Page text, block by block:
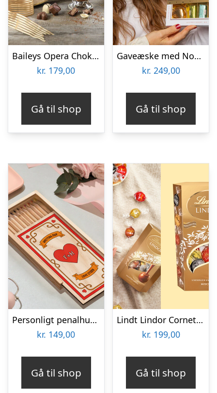
Baileys Opera Chokoladeæske
kr. 179,00
Gå til shop
Gaveæske med Nougat – Niederegger
kr. 249,00
Gå til shop
Personligt penalhus med Retrodesign
kr. 149,00
Gå til shop
Lindt Lindor Cornet 500 gram – Blandet chokolade
kr. 199,00
Gå til shop